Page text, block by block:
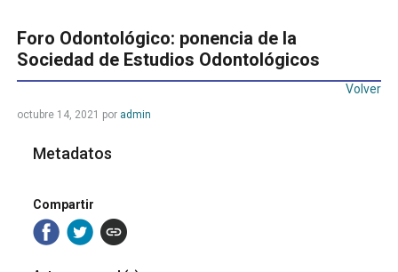
Foro Odontológico: ponencia de la
Sociedad de Estudios Odontológicos
Volver
octubre 14, 2021 por admin
Metadatos
Compartir